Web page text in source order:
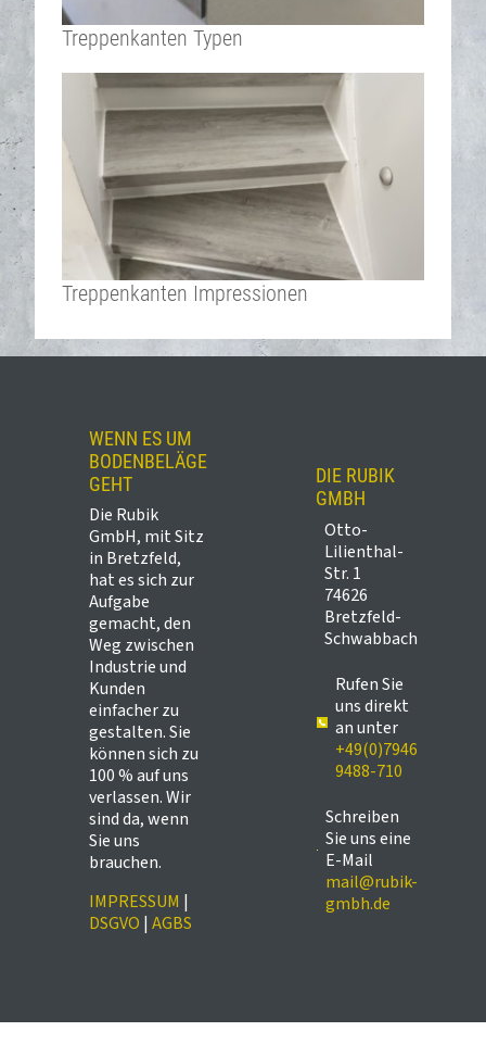
Treppenkanten Typen
Treppenkanten Impressionen
WENN ES UM
BODENBELÄGE
GEHT
Die Rubik
GmbH, mit Sitz
in Bretzfeld,
hat es sich zur
Aufgabe
gemacht, den
Weg zwischen
Industrie und
Kunden
einfacher zu
gestalten. Sie
können sich zu
100 % auf uns
verlassen. Wir
sind da, wenn
Sie uns
brauchen.
IMPRESSUM |
DSGVO | AGBS
DIE RUBIK
GMBH
Otto-
Lilienthal-
Str. 1
74626
Bretzfeld-
Schwabbach
Rufen Sie
uns direkt
an unter
+49(0)7946
9488-710
Schreiben
Sie uns eine
E-Mail
mail@rubik-
gmbh.de